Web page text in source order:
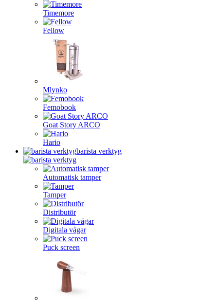
Timemore
Fellow
Mlynko
Femobook
Goat Story ARCO
Hario
barista verktyg
Automatisk tamper
Tamper
Distributör
Digitala vågar
Puck screen